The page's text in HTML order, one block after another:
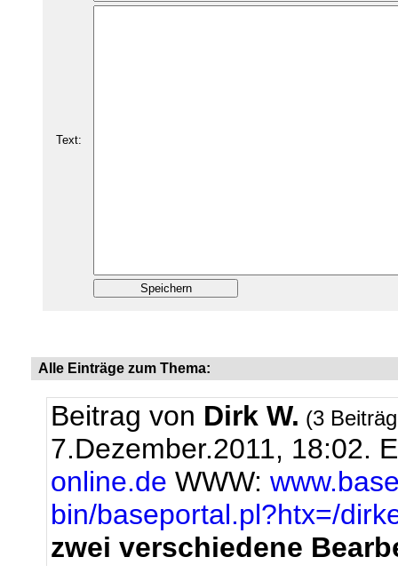
Text:
Alle Einträge zum Thema:
Beitrag von Dirk W. (3
7.Dezember.2011, 18:02.
online.de WWW:
bin/baseportal.pl?htx=/
zwei verschiedene